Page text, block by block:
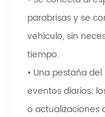
parabrisas y se
vehículo, sin
tiempo.
• Una pestaña
eventos diarios;
o actualizaciones